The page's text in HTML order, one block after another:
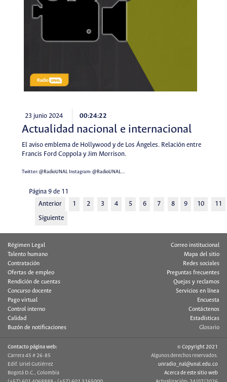
23 junio 2024 00:24:22
Actualidad nacional e internacional
El aviso emblema de Hollywood y de Los Ángeles. Relación entre
Francis Ford Coppola y Jim Morrison.
Twitter:@RadioUNALInstagram:@RadioUNAL…
Página 9 de 11
Anterior
1 2 3 4 5 6 7 8 9 10
11
Siguiente
Régimen Legal
Talento humano
Contratación
Ofertas de empleo
Rendición de cuentas
Concurso docente
Pago virtual
Control interno
Calidad
Buzón de notificaciones
Correo institucional
Mapa del sitio
Redes sociales
Preguntas frecuentes
Quejas y reclamos
Servicios en línea
Encuesta
Contáctenos
Estadísticas
Glosario
Contacto página web:
Carrera 45 # 26-85
Edif. Uriel Gutiérrez
Bogotá D.C., Colombia
© Copyright 2021
Algunos derechos reservados.
unradio_nal@unal.edu.co
Acerca de este sitio web